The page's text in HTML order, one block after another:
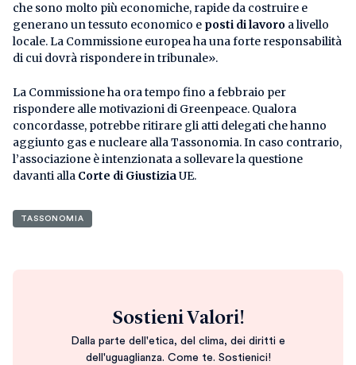
che sono molto più economiche, rapide da costruire e
generano un tessuto economico e posti di lavoro a livello
locale. La Commissione europea ha una forte responsabilità
di cui dovrà rispondere in tribunale».
La Commissione ha ora tempo fino a febbraio per
rispondere alle motivazioni di Greenpeace. Qualora
concordasse, potrebbe ritirare gli atti delegati che hanno
aggiunto gas e nucleare alla Tassonomia. In caso contrario,
l’associazione è intenzionata a sollevare la questione
davanti alla Corte di GiustiziaUE.
TASSONOMIA
Sostieni Valori!
Dalla parte dell'etica, del clima, dei diritti e
dell'uguaglianza. Come te. Sostienici!